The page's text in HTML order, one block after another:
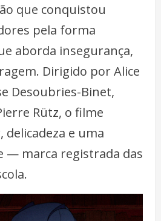
que conquistou
pela forma
aborda insegurança,
Dirigido por Alice
Desoubries-Binet,
Rütz, o filme
e uma
— marca registrada das